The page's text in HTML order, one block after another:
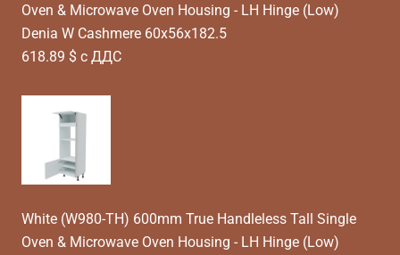
Oven & Microwave Oven Housing - LH Hinge (Low)
Denia W Cashmere 60x56x182.5
618.89 $ с ДДС
White (W980-TH) 600mm True Handleless Tall Single
Oven & Microwave Oven Housing - LH Hinge (Low)